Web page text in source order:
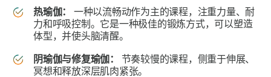
热瑜伽：
一种以流畅动作为主的课程，注重力量、耐
力和呼吸控制。它是一种极佳的锻炼方式，可以塑造
体型，并使头脑清醒。
阴瑜伽与修复瑜伽：
节奏较慢的课程，侧重于伸展、
冥想和释放深层肌肉紧张。